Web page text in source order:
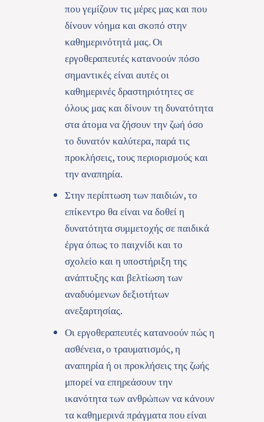
που γεμίζουν τις μέρες μας και που
δίνουν νόημα και σκοπό στην
καθημερινότητά μας. Οι
εργοθεραπευτές κατανοούν πόσο
σημαντικές είναι αυτές οι
καθημερινές δραστηριότητες σε
όλους μας και δίνουν τη δυνατότητα
στα άτομα να ζήσουν την ζωή όσο
το δυνατόν καλύτερα, παρά τις
προκλήσεις, τους περιορισμούς και
την αναπηρία.
Στην περίπτωση των παιδιών, το
επίκεντρο θα είναι να δοθεί η
δυνατότητα συμμετοχής σε παιδικά
έργα όπως το παιχνίδι και το
σχολείο και η υποστήριξη της
ανάπτυξης και βελτίωση των
αναδυόμενων δεξιοτήτων
ανεξαρτησίας.
Οι εργοθεραπευτές κατανοούν πώς η
ασθένεια, ο τραυματισμός, η
αναπηρία ή οι προκλήσεις της ζωής
μπορεί να επηρεάσουν την
ικανότητα των ανθρώπων να κάνουν
τα καθημερινά πράγματα που είναι